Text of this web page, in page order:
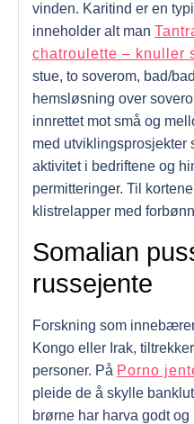
vinden. Karitind er en
inneholder alt man
chatroulette – knuller
stue, to soverom, bad/
hemsløsning over
innrettet mot små og
med utviklings­prosjekter
aktivitet i bedriftene og
permitteringer. Til
klistrelapper med
Somalian
russejente
Forskning som
Kongo eller Irak,
personer. På Porno
pleide de å skylle
brørne har harva godt